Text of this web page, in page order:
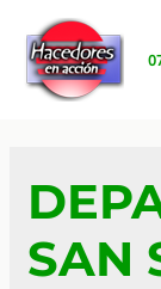
contenido
SAN